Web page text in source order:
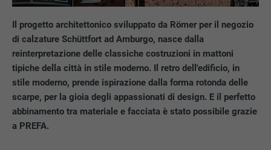
Il progetto architettonico sviluppato da Römer per il negozio
di calzature Schüttfort ad Amburgo, nasce dalla
reinterpretazione delle classiche costruzioni in mattoni
tipiche della città in stile moderno. Il retro dell'edificio, in
stile moderno, prende ispirazione dalla forma rotonda delle
scarpe, per la gioia degli appassionati di design. E il perfetto
abbinamento tra materiale e facciata è stato possibile grazie
a PREFA.